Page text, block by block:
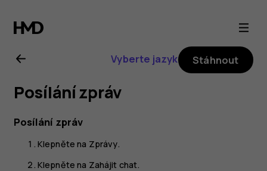
Uživatelská
příručka
k telefonu
Nokia
G21
Vyberte jazyk Stáhnout
Posílání zpráv
Posílání zpráv
Klepněte na Zprávy.
Klepněte na Zahájit chat.